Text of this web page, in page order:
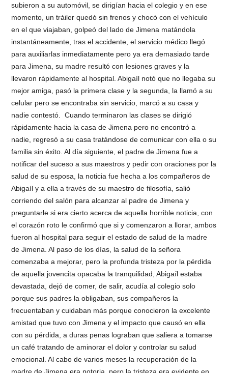
subieron a su automóvil, se dirigían hacia el colegio y en ese
momento, un tráiler quedó sin frenos y chocó con el vehículo
en el que viajaban, golpeó del lado de Jimena matándola
instantáneamente, tras el accidente, el servicio médico llegó
para auxiliarlas inmediatamente pero ya era demasiado tarde
para Jimena, su madre resultó con lesiones graves y la
llevaron rápidamente al hospital. Abigaíl notó que no llegaba su
mejor amiga, pasó la primera clase y la segunda, la llamó a su
celular pero se encontraba sin servicio, marcó a su casa y
nadie contestó. Cuando terminaron las clases se dirigió
rápidamente hacia la casa de Jimena pero no encontró a
nadie, regresó a su casa tratándose de comunicar con ella o su
familia sin éxito. Al día siguiente, el padre de Jimena fue a
notificar del suceso a sus maestros y pedir con oraciones por la
salud de su esposa, la noticia fue hecha a los compañeros de
Abigaíl y a ella a través de su maestro de filosofía, salió
corriendo del salón para alcanzar al padre de Jimena y
preguntarle si era cierto acerca de aquella horrible noticia, con
el corazón roto le confirmó que si y comenzaron a llorar, ambos
fueron al hospital para seguir el estado de salud de la madre
de Jimena. Al paso de los días, la salud de la señora
comenzaba a mejorar, pero la profunda tristeza por la pérdida
de aquella jovencita opacaba la tranquilidad, Abigaíl estaba
devastada, dejó de comer, de salir, acudía al colegio solo
porque sus padres la obligaban, sus compañeros la
frecuentaban y cuidaban más porque conocieron la excelente
amistad que tuvo con Jimena y el impacto que causó en ella
con su pérdida, a duras penas lograban que saliera a tomarse
un café tratando de aminorar el dolor y controlar su salud
emocional. Al cabo de varios meses la recuperación de la
madre de Jimena era notoria, pero la tristeza era evidente en